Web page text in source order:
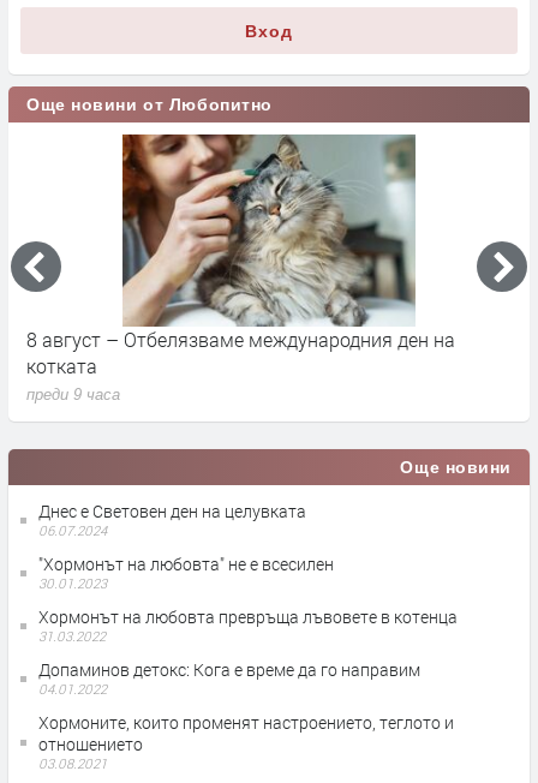
Вход
Още новини от Любопитно
8 август – Отбелязваме международния ден на
котката
преди 9 часа
Още новини
Днес е Световен ден на целувката
06.07.2024
"Хормонът на любовта" не е всесилен
30.01.2023
Хормонът на любовта превръща лъвовете в котенца
31.03.2022
Допаминов детокс: Кога е време да го направим
04.01.2022
Хормоните, които променят настроението, теглото и
отношението
03.08.2021